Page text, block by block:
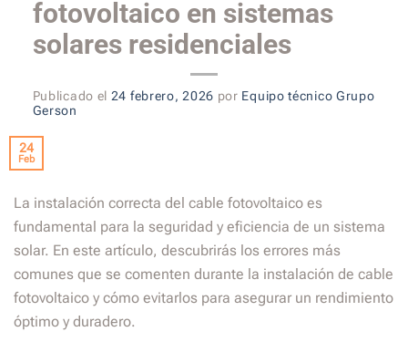
fotovoltaico en sistemas
solares residenciales
Publicado el 24 febrero, 2026 por Equipo técnico Grupo
Gerson
24
Feb
La instalación correcta del cable fotovoltaico es
fundamental para la seguridad y eficiencia de un sistema
solar. En este artículo, descubrirás los errores más
comunes que se comenten durante la instalación de cable
fotovoltaico y cómo evitarlos para asegurar un rendimiento
óptimo y duradero.